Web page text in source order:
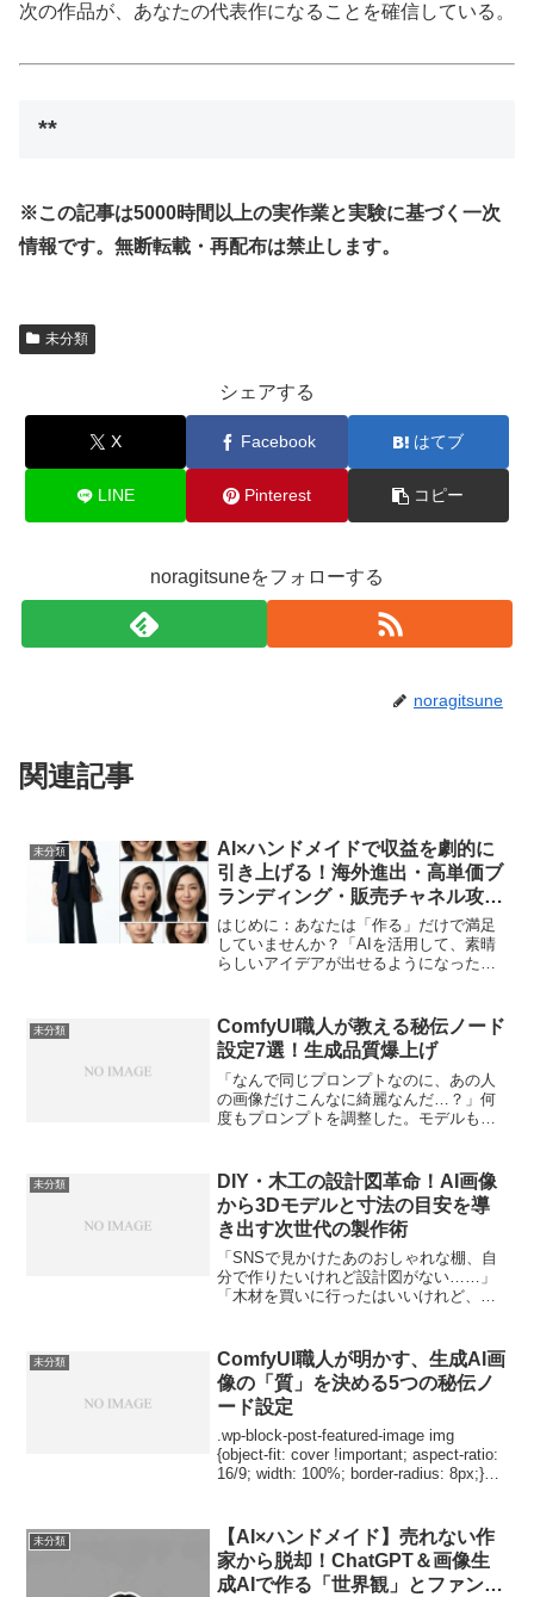
次の作品が、あなたの代表作になることを確信している。
**
※この記事は5000時間以上の実作業と実験に基づく一次
情報です。無断転載・再配布は禁止します。
未分類
シェアする
X Facebook はてブ
LINE Pinterest コピー
noragitsuneをフォローする
noragitsune
関連記事
未分類
AI×ハンドメイドで収益を劇的に
引き上げる！海外進出・高単価ブ
ランディング・販売チャネル攻略
の極意
はじめに：あなたは「作る」だけで満足
していませんか？「AIを活用して、素晴
らしいアイデアが出せるようになった」
きた」「レーザーカッターや3Dプリンタ
ーなどのハー...
未分類
ComfyUI職人が教える秘伝ノード
設定7選！生成品質爆上げ
「なんで同じプロンプトなのに、あの人
の画像だけこんなに綺麗なんだ…？」何
度もプロンプトを調整した。モデルも変
んな壁にぶつかっていないだろうか。僕
もそうだった。完...
未分類
DIY・木工の設計図革命！AI画像
から3Dモデルと寸法の目安を導
き出す次世代の製作術
「SNSで見かけたあのおしゃれな棚、自
分で作りたいけれど設計図がない……」
「木材を買いに行ったはいいけれど、結
好家なら誰もが一度は直面する、あの
「設計の壁」。頭の中...
未分類
ComfyUI職人が明かす、生成AI画
像の「質」を決める5つの秘伝ノ
ード設定
.wp-block-post-featured-image img
{object-fit: cover !important; aspect-ratio:
16/9; width: 100%; border-radius: 8px;}正
未分類
【AI×ハンドメイド】売れない作
家から脱却！ChatGPT＆画像生
成AIで作る「世界観」とファン化